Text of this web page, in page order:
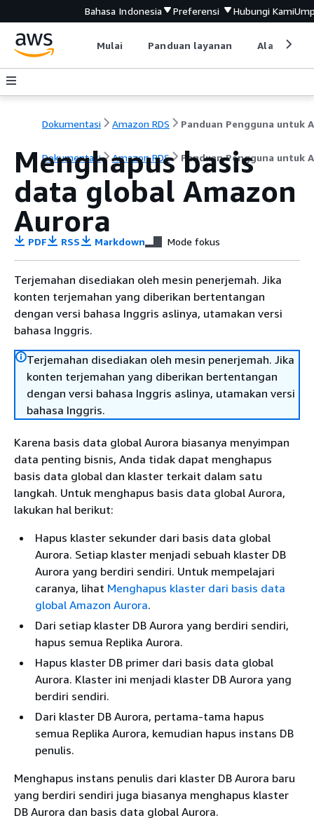
Bahasa Indonesia Preferensi Hubungi Kami
Mulai Panduan layanan Alat
Dokumentasi Amazon RDS
Dokumentasi Amazon RDS Panduan Pengguna untuk
Menghapus basis
data global Amazon
Aurora
PDF RSS Markdown Mode fokus
Terjemahan disediakan oleh mesin penerjemah. Jika
konten terjemahan yang diberikan bertentangan
dengan versi bahasa Inggris aslinya, utamakan versi
bahasa Inggris.
Terjemahan disediakan oleh mesin penerjemah. Jika
konten terjemahan yang diberikan bertentangan
dengan versi bahasa Inggris aslinya, utamakan versi
bahasa Inggris.
Karena basis data global Aurora biasanya menyimpan
data penting bisnis, Anda tidak dapat menghapus
basis data global dan klaster terkait dalam satu
langkah. Untuk menghapus basis data global Aurora,
lakukan hal berikut:
Hapus klaster sekunder dari basis data global
Aurora. Setiap klaster menjadi sebuah klaster DB
Aurora yang berdiri sendiri. Untuk mempelajari
caranya, lihat Menghapus klaster dari basis data
global Amazon Aurora.
Dari setiap klaster DB Aurora yang berdiri sendiri,
hapus semua Replika Aurora.
Hapus klaster DB primer dari basis data global
Aurora. Klaster ini menjadi klaster DB Aurora yang
berdiri sendiri.
Dari klaster DB Aurora, pertama-tama hapus
semua Replika Aurora, kemudian hapus instans DB
penulis.
Menghapus instans penulis dari klaster DB Aurora baru
yang berdiri sendiri juga biasanya menghapus klaster
DB Aurora dan basis data global Aurora.